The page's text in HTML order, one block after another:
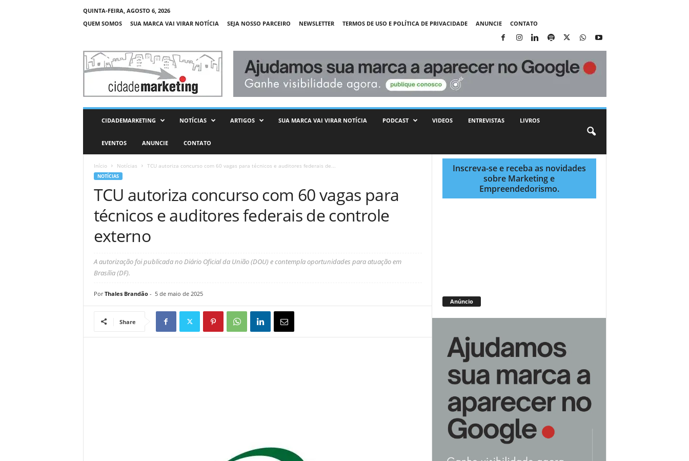
QUINTA-FEIRA, AGOSTO 6, 2026
QUEM SOMOS
SUA MARCA VAI VIRAR NOTÍCIA SEJA NOSSO PARCEIRO NEWSLETTER TERMOS DE USO E POLÍTICA DE PRIVACIDADE ANUNCIE CONTATO
C
d
CIDADEMARKETING NOTÍCIAS ARTIGOS SUA MARCA VAI VIRAR NOTÍCIA PODCAST VIDEOS ENTREVISTAS LIVROS
EVENTOS ANUNCIE CONTATO
Início Notícias TCU autoriza concurso com 60 vagas para técnicos e auditores federais de...
NOTÍCIAS
TCU autoriza concurso com 60 vagas para
técnicos e auditores federais de controle
externo
A autorização foi publicada no Diário Oficial da União (DOU) e contempla oportunidades para atuação em
Brasília (DF).
Por Thales Brandão- 5 de maio de 2025
Share
Inscreva-se e receba as novidades
sobre Marketing e
Empreendedorismo.
Anúncio